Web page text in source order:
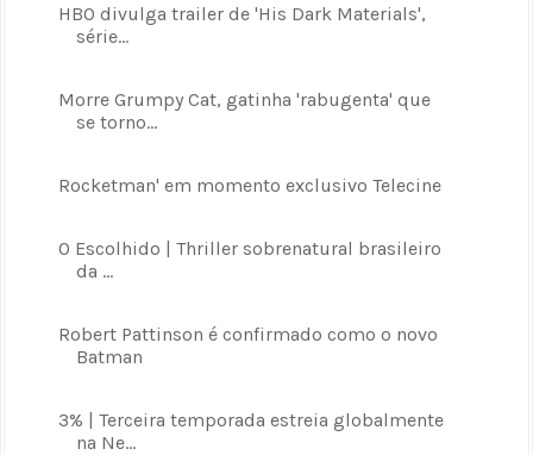
HBO divulga trailer de 'His Dark Materials',
série...
Morre Grumpy Cat, gatinha 'rabugenta' que
se torno...
Rocketman' em momento exclusivo Telecine
O Escolhido | Thriller sobrenatural brasileiro
da ...
Robert Pattinson é confirmado como o novo
Batman
3% | Terceira temporada estreia globalmente
na Ne...